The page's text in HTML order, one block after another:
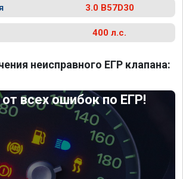
3.0 B57D30
400 л.с.
неисправного ЕГР клапана:
всех ошибок по ЕГР!